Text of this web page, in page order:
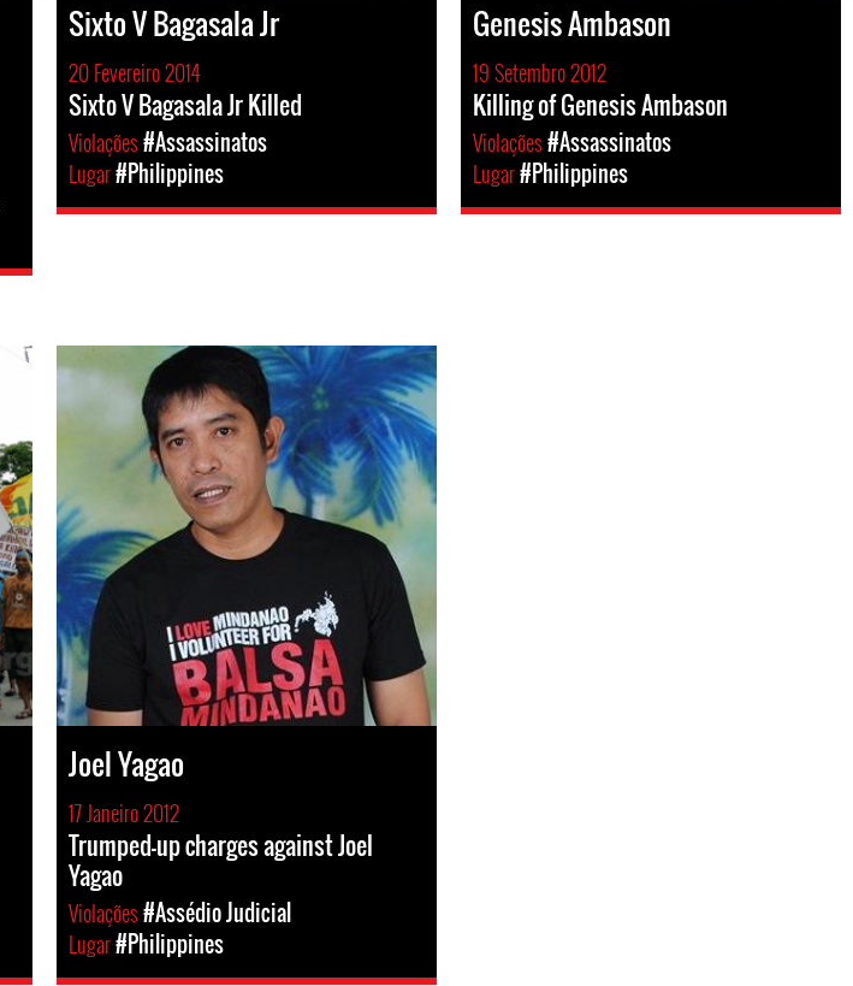
Sixto V Bagasala Jr
20 Fevereiro 2014
Sixto V Bagasala Jr Killed
Violações#Assassinatos
Lugar#Philippines
Genesis Ambason
19 Setembro 2012
Killing of Genesis Ambason
Violações#Assassinatos
Lugar#Philippines
Joel Yagao
17 Janeiro 2012
Trumped-up charges against Joel
Yagao
Violações#Assédio Judicial
Lugar#Philippines